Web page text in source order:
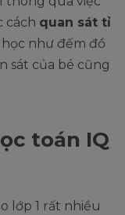
cách quan sát tỉ
như đếm đồ
sát của bé cũng
toán IQ
lớp 1 rất nhiều